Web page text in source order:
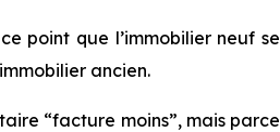
point que l’immobilier neuf se
ancien.
“facture moins”, mais parce